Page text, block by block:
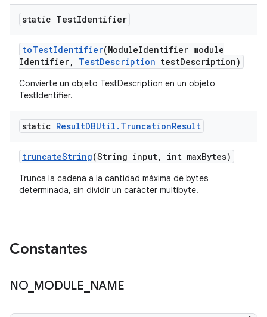
static TestIdentifier
toTestIdentifier(ModuleIdentifier module
Identifier, TestDescription testDescription)
Convierte un objeto TestDescription en un objeto
TestIdentifier.
static ResultDBUtil . TruncationResult
truncateString(String input, int maxBytes)
Trunca la cadena a la cantidad máxima de bytes
determinada, sin dividir un carácter multibyte.
Constantes
NO_ MODULE NAME